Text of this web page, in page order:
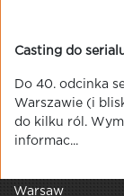
Casting do
Do 40. odcinka
Warszawie (i
do kilku ról.
informac...
Warsaw